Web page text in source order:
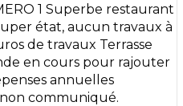
1 Superbe restaurant
état, aucun travaux à
de travaux Terrasse
en cours pour rajouter
annuelles
communiqué.